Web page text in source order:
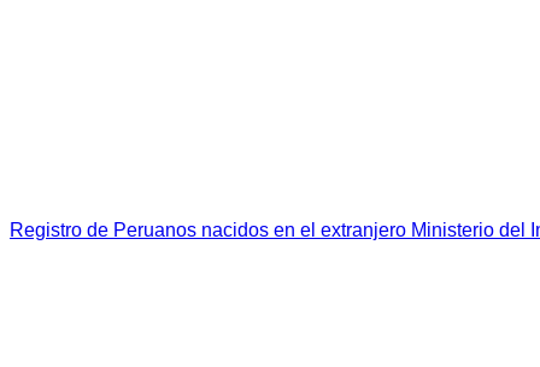
Registro de Peruanos nacidos en el extranjero Ministerio del